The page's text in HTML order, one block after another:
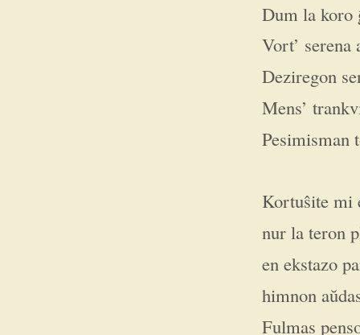
Dum la koro
Vort’ serena
Deziregon
Mens’
Pesimisman
Kortuŝite mi
nur la teron
en ekstazo
himnon
Fulmas